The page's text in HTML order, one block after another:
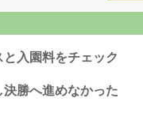
と入園料をチェック
勝へ進めなかった